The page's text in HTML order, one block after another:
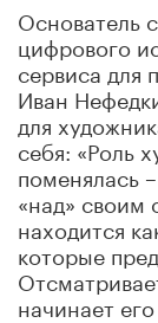
Основатель
цифрового
сервиса для
Иван
для
себя: «Роль
поменялась
«над» своим
находится
которые
начинает